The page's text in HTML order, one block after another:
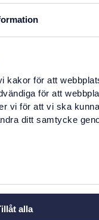
kakor för att
för att
vi för att vi ska
ditt samtycke
alla
11 maj 2022